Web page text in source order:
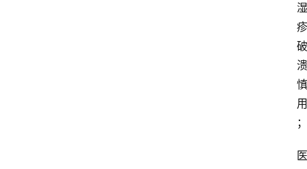
湿
疹
破
溃
慎
用
；
医